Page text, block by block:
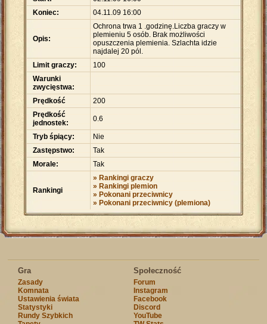
Koniec:
04.11.09 16:00
Opis:
Ochrona trwa 1 .godzinę.Liczba graczy w
plemieniu 5 osób. Brak możliwości
opuszczenia plemienia. Szlachta idzie
najdalej 20 pól.
Limit graczy:
100
Warunki
zwycięstwa:
Prędkość
200
Prędkość
jednostek:
0.6
Tryb śpiący:
Nie
Zastępstwo:
Tak
Morale:
Tak
Rankingi
» Rankingi graczy
» Rankingi plemion
» Pokonani przeciwnicy
» Pokonani przeciwnicy (plemiona)
Gra
Zasady
Komnata
Ustawienia świata
Statystyki
Rundy Szybkich
Społeczność
Forum
Instagram
Facebook
Discord
YouTube